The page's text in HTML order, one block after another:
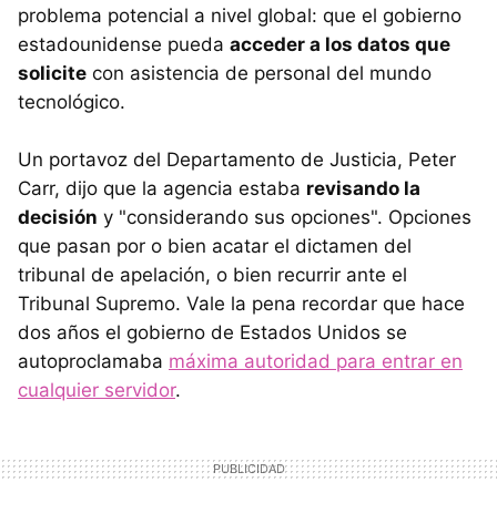
problema potencial a nivel global: que el gobierno
estadounidense pueda acceder a los datos que
solicite con asistencia de personal del mundo
tecnológico.
Un portavoz del Departamento de Justicia, Peter
Carr, dijo que la agencia estaba revisando la
decisión y "considerando sus opciones". Opciones
que pasan por o bien acatar el dictamen del
tribunal de apelación, o bien recurrir ante el
Tribunal Supremo. Vale la pena recordar que hace
dos años el gobierno de Estados Unidos se
autoproclamaba máxima autoridad para entrar en
cualquier servidor.